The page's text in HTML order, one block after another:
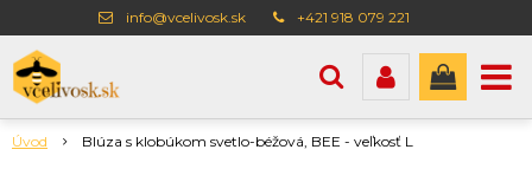
info@vcelivosk.sk +421 918 079 221
Úvod Blúza s klobúkom svetlo-béžová, BEE - veľkosť L